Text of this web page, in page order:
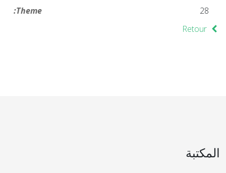
Theme:
28
Retour
المكتبة